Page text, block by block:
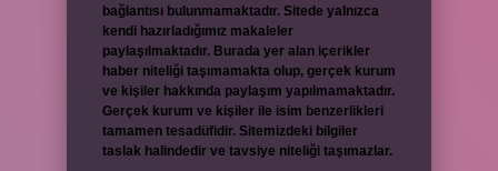
bağlantısı bulunmamaktadır. Sitede yalnızca
kendi hazırladığımız makaleler
paylaşılmaktadır. Burada yer alan içerikler
haber niteliği taşımamakta olup, gerçek kurum
ve kişiler hakkında paylaşım yapılmamaktadır.
Gerçek kurum ve kişiler ile isim benzerlikleri
tamamen tesadüfidir. Sitemizdeki bilgiler
taslak halindedir ve tavsiye niteliği taşımazlar.